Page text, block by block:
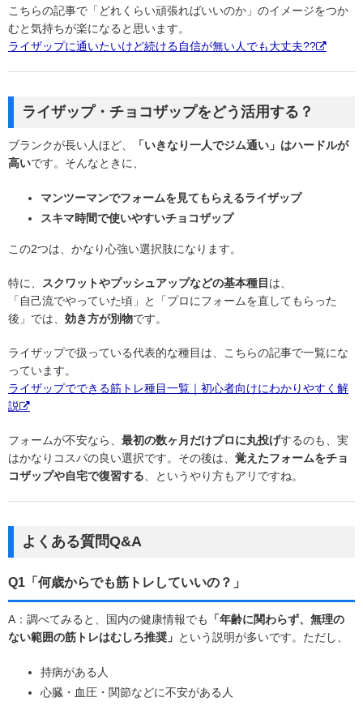
こちらの記事で「どれくらい頑張ればいいのか」のイメージをつか
むと気持ちが楽になると思います。
ライザップに通いたいけど続ける自信が無い人でも大丈夫??
ライザップ・チョコザップをどう活用する？
ブランクが長い人ほど、
「いきなり一人でジム通い」はハードルが
高いです。そんなときに、
マンツーマンでフォームを見てもらえるライザップ
スキマ時間で使いやすいチョコザップ
この2つは、かなり心強い選択肢になります。
特に、 スクワットやプッシュアップなどの基本種目 は、
「自己流でやっていた頃」と「プロにフォームを直してもらった
後」では、 効き方が別物です。
ライザップで扱っている代表的な種目は、こちらの記事で一覧にな
っています。
ライザップでできる筋トレ種目一覧｜初心者向けにわかりやすく解
説
フォームが不安なら、 最初の数ヶ月だけプロに丸投げするのも、実
はかなりコスパの良い選択です。その後は、 覚えたフォームをチョ
コザップや自宅で復習する 、というやり方もアリですね。
よくある質問Q&A
Q1「何歳からでも筋トレしていいの？」
A：調べてみると、国内の健康情報でも
「年齢に関わらず、無理の
ない範囲の筋トレはむしろ推奨」 という説明が多いです。ただし、
持病がある人
心臓・血圧・関節などに不安がある人